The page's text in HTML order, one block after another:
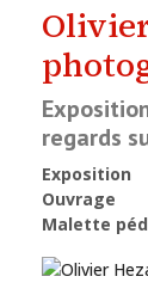
regards
Exposition
Ouvrage
Malette